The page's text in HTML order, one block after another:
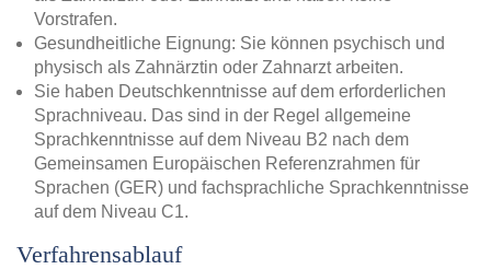
Vorstrafen.
Gesundheitliche Eignung: Sie können psychisch und
physisch als Zahnärztin oder Zahnarzt arbeiten.
Sie haben Deutschkenntnisse auf dem erforderlichen
Sprachniveau. Das sind in der Regel allgemeine
Sprachkenntnisse auf dem Niveau B2 nach dem
Gemeinsamen Europäischen Referenzrahmen für
Sprachen (GER) und fachsprachliche Sprachkenntnisse
auf dem Niveau C1.
Verfahrensablauf